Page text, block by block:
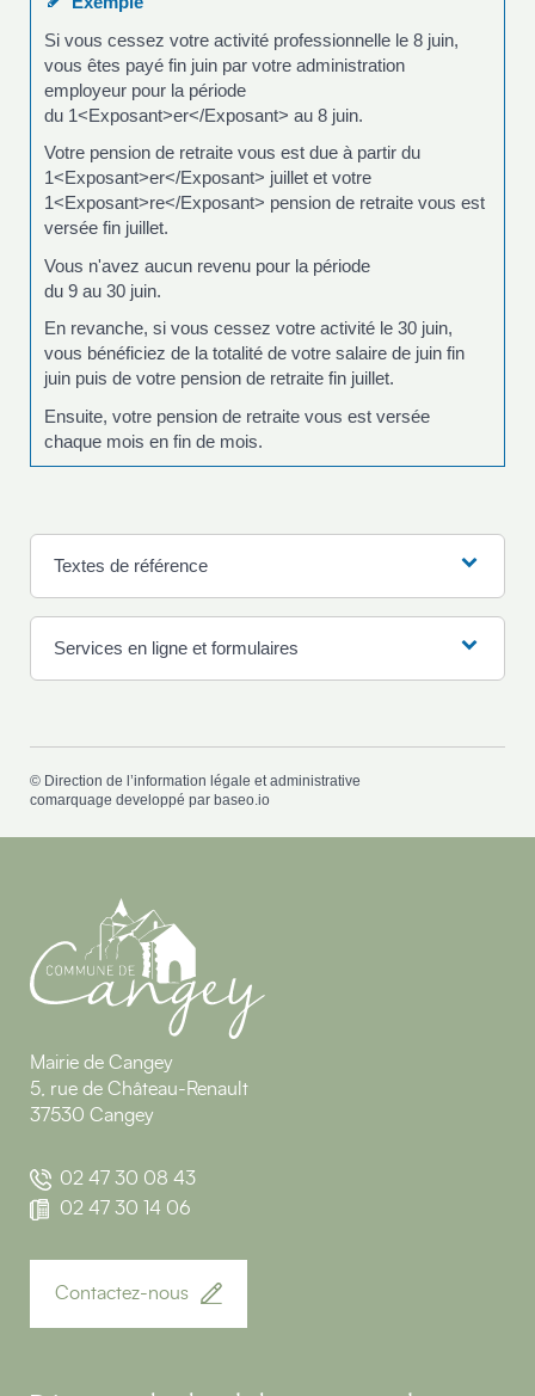
Si vous cessez votre activité professionnelle le 8 juin,
vous êtes payé fin juin par votre administration
employeur pour la période
du 1<Exposant>er</Exposant> au 8 juin.
Votre pension de retraite vous est due à partir du
1<Exposant>er</Exposant> juillet et votre
1<Exposant>re</Exposant> pension de retraite vous est
versée fin juillet.
Vous n'avez aucun revenu pour la période
du 9 au 30 juin.
En revanche, si vous cessez votre activité le 30 juin,
vous bénéficiez de la totalité de votre salaire de juin fin
juin puis de votre pension de retraite fin juillet.
Ensuite, votre pension de retraite vous est versée
chaque mois en fin de mois.
Textes de référence
Services en ligne et formulaires
© Direction de l’information légale et administrative
comarquage developpé par baseo.io
Mairie de Cangey
5, rue de Château-Renault
37530 Cangey
02 47 30 08 43
02 47 30 14 06
Contactez-nous